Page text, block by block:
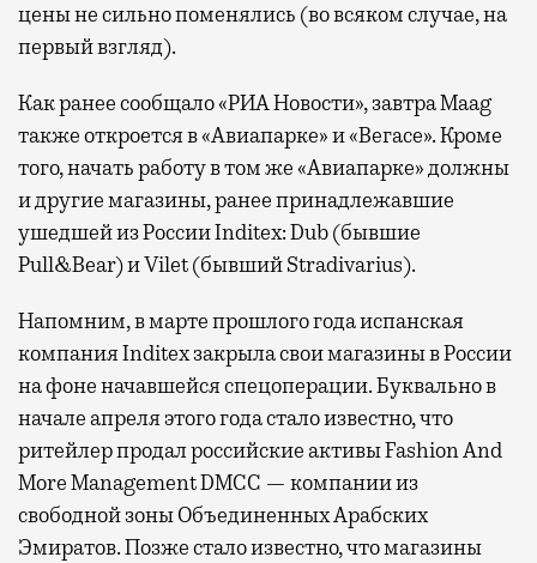
цены не сильно поменялись (во всяком случае, на
первый взгляд).
Как ранее сообщало «РИА Новости», завтра Maag
также откроется в «Авиапарке» и «Вегасе». Кроме
того, начать работу в том же «Авиапарке» должны
и другие магазины, ранее принадлежавшие
ушедшей из России Inditex: Dub (бывшие
Pull&Bear) и Vilet (бывший Stradivarius).
Напомним, в марте прошлого года испанская
компания Inditex закрыла свои магазины в России
на фоне начавшейся спецоперации. Буквально в
начале апреля этого года стало известно, что
ритейлер продал российские активы Fashion And
More Management DMCC — компании из
свободной зоны Объединенных Арабских
Эмиратов. Позже стало известно, что магазины